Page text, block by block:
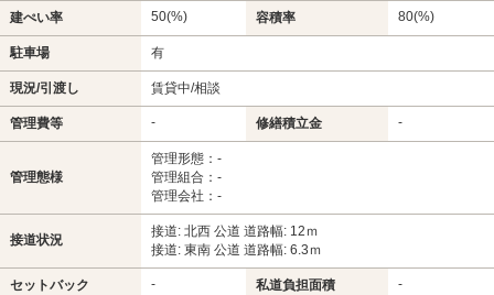
建ぺい率 50(%) 容積率 80(%)
駐車場 有
現況/引渡し 賃貸中/相談
管理費等 - 修繕積立金 -
管理態様
管理形態：-
管理組合：-
管理会社：-
接道状況
接道: 北西 公道 道路幅: 12ｍ
接道: 東南 公道 道路幅: 6.3ｍ
セットバック - 私道負担面積 -